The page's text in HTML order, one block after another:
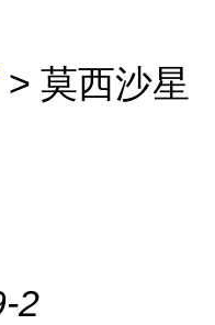
> 莫西沙星
2